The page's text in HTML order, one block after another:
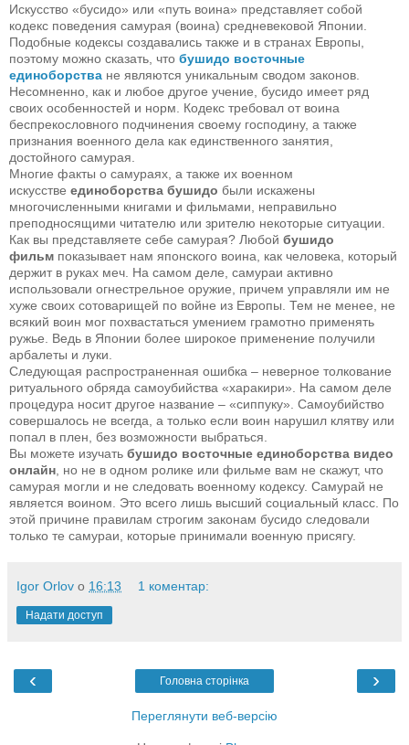
Искусство «бусидо» или «путь воина» представляет собой
кодекс поведения самурая (воина) средневековой Японии.
Подобные кодексы создавались также и в странах Европы,
поэтому можно сказать, что бушидо восточные
единоборства не являются уникальным сводом законов.
Несомненно, как и любое другое учение, бусидо имеет ряд
своих особенностей и норм. Кодекс требовал от воина
беспрекословного подчинения своему господину, а также
признания военного дела как единственного занятия,
достойного самурая.
Многие факты о самураях, а также их военном
искусстве единоборства бушидо были искажены
многочисленными книгами и фильмами, неправильно
преподносящими читателю или зрителю некоторые ситуации.
Как вы представляете себе самурая? Любой бушидо
фильм показывает нам японского воина, как человека, который
держит в руках меч. На самом деле, самураи активно
использовали огнестрельное оружие, причем управляли им не
хуже своих сотоварищей по войне из Европы. Тем не менее, не
всякий воин мог похвастаться умением грамотно применять
ружье. Ведь в Японии более широкое применение получили
арбалеты и луки.
Следующая распространенная ошибка – неверное толкование
ритуального обряда самоубийства «харакири». На самом деле
процедура носит другое название – «сиппуку». Самоубийство
совершалось не всегда, а только если воин нарушил клятву или
попал в плен, без возможности выбраться.
Вы можете изучать бушидо восточные единоборства видео
онлайн , но не в одном ролике или фильме вам не скажут, что
самурая могли и не следовать военному кодексу. Самурай не
является воином. Это всего лишь высший социальный класс. По
этой причине правилам строгим законам бусидо следовали
только те самураи, которые принимали военную присягу.
Igor Orlov о 16:13 1 коментар:
Надати доступ
‹ ›
Головна сторінка
Переглянути веб-версію